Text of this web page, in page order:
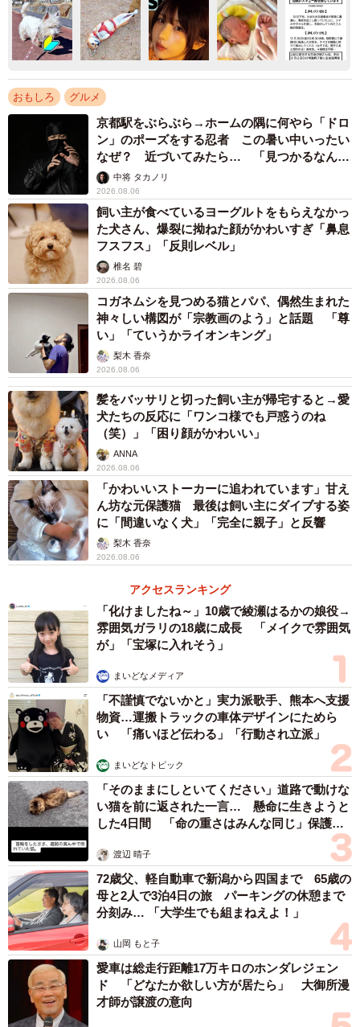
おもしろ グルメ
京都駅をぶらぶら→ホームの隅に何やら「ドロ
ン」のポーズをする忍者 この暑い中いったい
なぜ？ 近づいてみたら… 「見つかるなんて
未熟」中将 タカノリ
2026.08.06
飼い主が食べているヨーグルトをもらえなかっ
た犬さん、爆裂に拗ねた顔がかわいすぎ「鼻息
フスフス」「反則レベル」
椎名 碧
2026.08.06
コガネムシを見つめる猫とパパ、偶然生まれた
神々しい構図が「宗教画のよう」と話題 「尊
い」「ていうかライオンキング」
梨木 香奈
2026.08.06
髪をバッサリと切った飼い主が帰宅すると→愛
犬たちの反応に「ワンコ様でも戸惑うのね
（笑）」「困り顔がかわいい」
ANNA
2026.08.06
「かわいいストーカーに追われています」甘え
ん坊な元保護猫 最後は飼い主にダイブする姿
に「間違いなく犬」「完全に親子」と反響
梨木 香奈
2026.08.06
アクセスランキング
「化けましたね～」10歳で綾瀬はるかの娘役→
雰囲気ガラリの18歳に成長 「メイクで雰囲気
が」「宝塚に入れそう」
まいどなメディア
「不謹慎でないかと」実力派歌手、熊本へ支援
物資…運搬トラックの車体デザインにためら
い 「痛いほど伝わる」「行動され立派」
まいどなトピック
「そのままにしといてください」道路で動けな
い猫を前に返された一言… 懸命に生きようと
した4日間 「命の重さはみんな同じ」保護団
渡辺 晴子
72歳父、軽自動車で新潟から四国まで 65歳の
母と2人で3泊4日の旅 パーキングの休憩まで
分刻み… 「大学生でも組まねえよ！」
山岡 もと子
愛車は総走行距離17万キロのホンダレジェン
ド 「どなたか欲しい方が居たら」 大御所漫
才師が譲渡の意向